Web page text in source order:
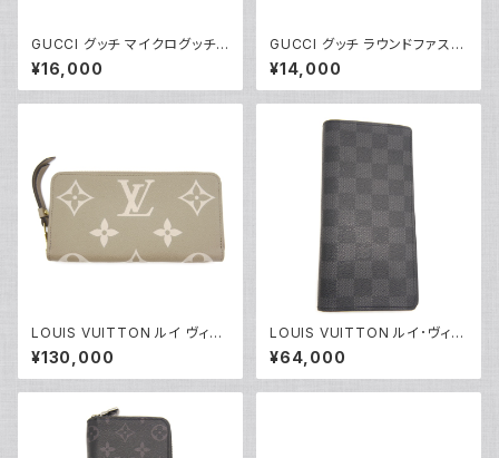
GUCCI グッチ マイクログッチシ
マレザー 3つ折 ラウンドファス
ナー 長財布 449364 4960
85 ブラック Y05068
¥16,000
GUCCI グッチ ラウンドファスナ
ー長財布 インターロッキングG
レザー ピンク 2711H 8402 Y0
4140
¥14,000
LOUIS VUITTON ルイ ヴィト
ン ジッピー・ウォレット モノグラ
ム アンプラント 長財布 トゥルト
レールクレーム M69794 Y04
¥130,000
LOUIS VUITTON ルイ･ヴィト
ン 長財布 ダミエ グラフィット ポ
ルトフォイユ・ブラザ N62665 Y
05199
¥64,000